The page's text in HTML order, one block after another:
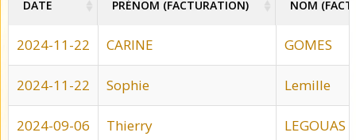
DATE PRÉNOM (FACTURATION) NOM
DATE PRÉNOM (FACTURATION) NOM
2024-11-22 CARINE GOMES
2024-11-22 Sophie Lemille
2024-09-06 Thierry LEGOUAS